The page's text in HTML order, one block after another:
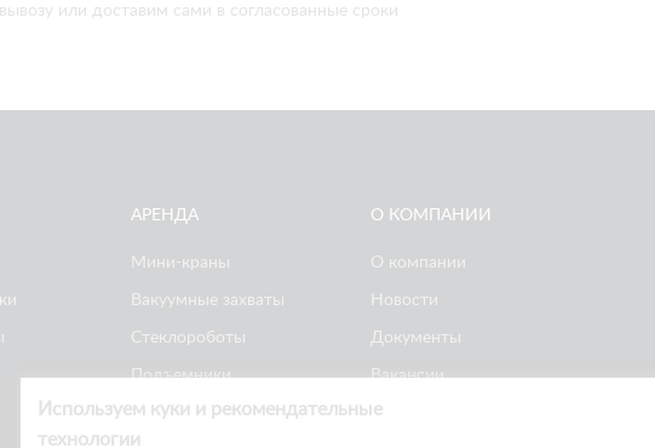
или доставим сами в согласованные сроки
АРЕНДА
Мини-краны
Вакуумные захваты
Стеклороботы
Подъемники
Ножничные
подъемники
О КОМПАНИИ
О компании
Новости
Документы
Вакансии
Реквизиты
Используем куки и рекомендательные
технологии